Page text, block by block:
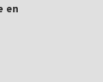
en